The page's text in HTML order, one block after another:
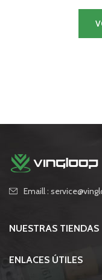
Emaill :
NUESTRAS TIENDAS
ENLACES ÚTILES